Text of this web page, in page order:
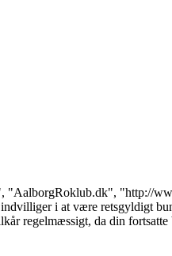
"http://
i at være retsgyldigt
regelmæssigt, da din